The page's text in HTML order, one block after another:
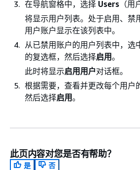
在导航窗格中，选择 Users （用
将显示用户列表。处于启用、禁
用户账户显示在该列表中。
从已禁用账户的用户列表中，选
的复选框，然后选择启用。
此时将显示启用用户对话框。
根据需要，查看并更改每个用户
然后选择启用。
此页内容对您是否有帮助？
是
否